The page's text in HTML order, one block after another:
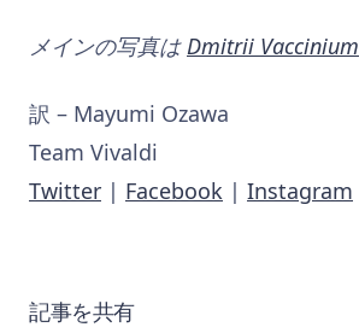
メインの写真は Dmitrii Vaccinium
訳 – Mayumi Ozawa
Team Vivaldi
Twitter | Facebook | Instagram
記事を共有